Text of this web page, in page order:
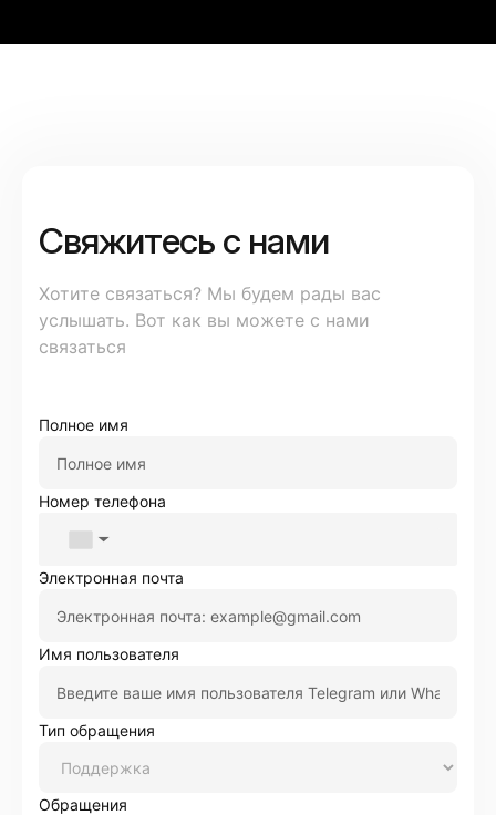
Свяжитесь с нами
Хотите связаться? Мы будем рады вас
услышать. Вот как вы можете с нами
связаться
Полное имя
Номер телефона
▼
Электронная почта
Имя пользователя
Тип обращения
Oбращения